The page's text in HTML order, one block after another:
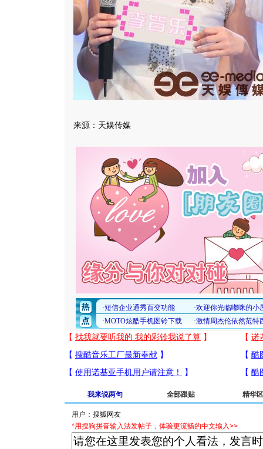
来源：天娱传媒
我来说两句 全部跟贴 精华区
用户：
*用搜狗拼音输入法发帖子，体验更流畅的中文输入>>